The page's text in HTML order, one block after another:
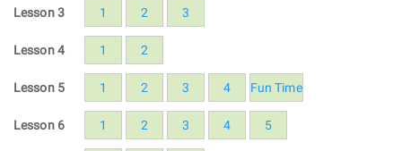
Lesson 3 1 2 3
Lesson 4 1 2
Lesson 5 1 2 3 4 Fun Time
Lesson 6 1 2 3 4 5